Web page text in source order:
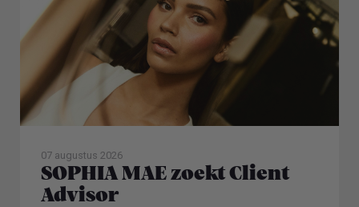
07 augustus 2026
SOPHIA MAE zoekt Client
Advisor